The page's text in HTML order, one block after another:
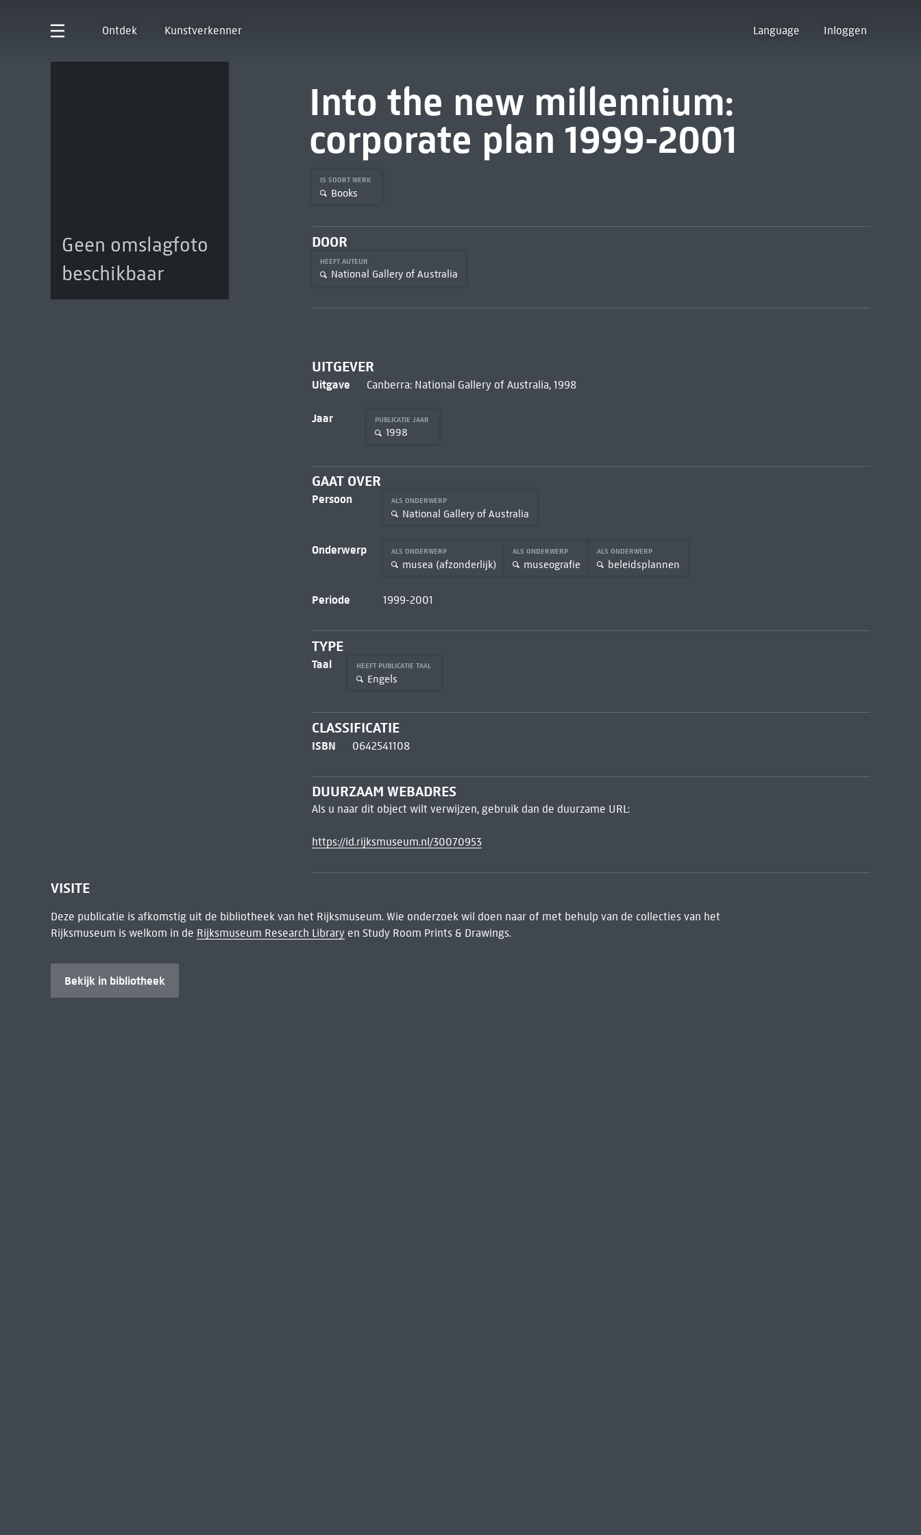
Ontdek Kunstverkenner Language Inloggen
Geen omslagfoto
beschikbaar
Into the new millennium:
corporate plan 1999-2001
IS SOORT WERK
Books
DOOR
HEEFT AUTEUR
National Gallery of Australia
UITGEVER
Uitgave Canberra: National Gallery of Australia, 1998
Jaar PUBLICATIE JAAR
1998
GAAT OVER
Persoon ALS ONDERWERP
National Gallery of Australia
Onderwerp ALS ONDERWERP
musea (afzonderlijk)
ALS ONDERWERP
museografie
ALS ONDERWERP
beleidsplannen
Periode 1999-2001
TYPE
Taal HEEFT PUBLICATIE TAAL
Engels
CLASSIFICATIE
ISBN 0642541108
DUURZAAM WEBADRES
Als u naar dit object wilt verwijzen, gebruik dan de duurzame URL:
https://id.rijksmuseum.nl/30070953
VISITE
Deze publicatie is afkomstig uit de bibliotheek van het Rijksmuseum. Wie onderzoek wil doen naar of met behulp van de collecties van het
Rijksmuseum is welkom in de Rijksmuseum Research Libraryen Study Room Prints & Drawings.
Bekijk in bibliotheek